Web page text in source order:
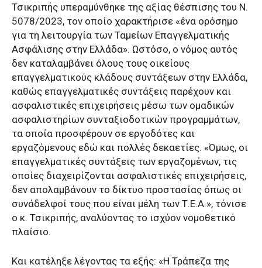
Τσικριπής υπεραμύνθηκε της αξίας θέσπισης του Ν.
5078/2023, τον οποίο χαρακτήρισε «ένα ορόσημο
για τη λειτουργία των Ταμείων Επαγγελματικής
Ασφάλισης στην Ελλάδα». Ωστόσο, ο νόμος αυτός
δεν καταλαμβάνει όλους τους οικείους
επαγγελματικούς κλάδους συντάξεων στην Ελλάδα,
καθώς επαγγελματικές συντάξεις παρέχουν και
ασφαλιστικές επιχειρήσεις μέσω των ομαδικών
ασφαλιστηρίων συνταξιοδοτικών προγραμμάτων,
τα οποία προσφέρουν σε εργοδότες και
εργαζόμενους εδώ και πολλές δεκαετίες. «Όμως, οι
επαγγελματικές συντάξεις των εργαζομένων, τις
οποίες διαχειρίζονται ασφαλιστικές επιχειρήσεις,
δεν απολαμβάνουν το δίκτυο προστασίας όπως οι
συνάδελφοί τους που είναι μέλη των Τ.Ε.Α.», τόνισε
ο κ. Τσικριπής, αναλύοντας το ισχύον νομοθετικό
πλαίσιο.
Και κατέληξε λέγοντας τα εξής: «Η Τράπεζα της